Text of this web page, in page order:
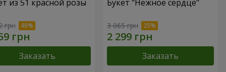
из 51 красной розы
грн
Заказать
Букет "Нежное сердце"
3 065 грн
Заказать